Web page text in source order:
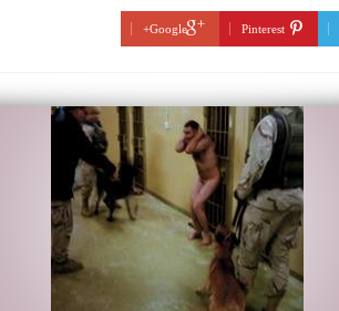
Pinterest
Google+